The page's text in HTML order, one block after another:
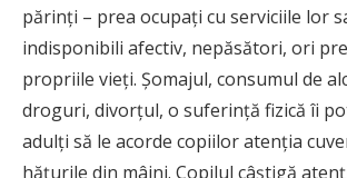
părinți – prea ocupați cu serviciile lor
indisponibili afectiv, nepăsători, ori
propriile vieți. Șomajul, consumul de
droguri, divorțul, o suferință fizică îi
adulți să le acorde copiilor atenția
hățurile din mâini. Copilul câștigă